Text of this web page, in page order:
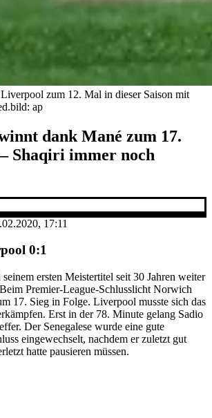
zum 12. Mal in dieser Saison mit
bild: ap
dank Mané zum 17.
Shaqiri immer noch
17:11
0:1
ersten Meistertitel seit 30 Jahren weiter
Premier-League-Schlusslicht Norwich
17. Sieg in Folge. Liverpool musste sich das
Erst in der 78. Minute gelang Sadio
Der Senegalese wurde eine gute
eingewechselt, nachdem er zuletzt gut
hatte pausieren müssen.